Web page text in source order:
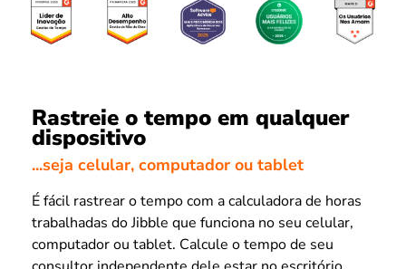
Rastreie o tempo em qualquer
dispositivo
...seja celular, computador ou tablet
É fácil rastrear o tempo com a calculadora de horas
trabalhadas do Jibble que funciona no seu celular,
computador ou tablet. Calcule o tempo de seu